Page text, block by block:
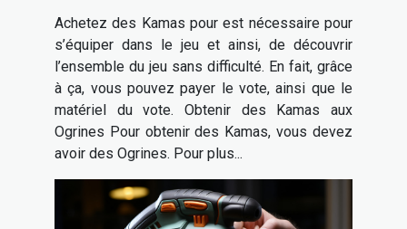
Achetez des Kamas pour est nécessaire pour
s’équiper dans le jeu et ainsi, de découvrir
l’ensemble du jeu sans difficulté. En fait, grâce
à ça, vous pouvez payer le vote, ainsi que le
matériel du vote. Obtenir des Kamas aux
Ogrines Pour obtenir des Kamas, vous devez
avoir des Ogrines. Pour plus...